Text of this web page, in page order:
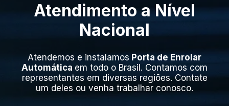
Atendimento a Nível
Nacional
Atendemos e instalamos Porta de Enrolar
Automática em todo o Brasil. Contamos com
representantes em diversas regiões. Contate
um deles ou venha trabalhar conosco.